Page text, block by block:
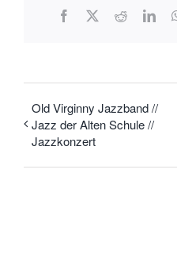
Facebook
X Reddit
Old Virginny Jazzband //
Jazz der Alten Schule //
Jazzkonzert